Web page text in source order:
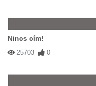
Nincs cím!
25703 0